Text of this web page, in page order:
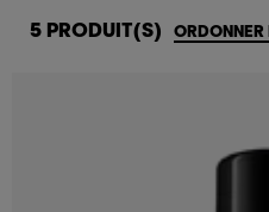
5 PRODUIT(S) ORDONNER